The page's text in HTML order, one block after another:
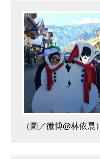
（圖／微博@林依晨）